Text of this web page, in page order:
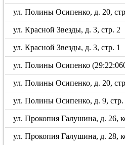
ул. Полины Осипенко, д. 20,
ул. Красной Звезды, д. 3, стр. 2
ул. Красной Звезды, д. 3, стр. 1
ул. Полины Осипенко
ул. Полины Осипенко, д. 20,
ул. Полины Осипенко, д. 9, стр.
ул. Прокопия Галушина, д. 26,
ул. Прокопия Галушина, д. 28,